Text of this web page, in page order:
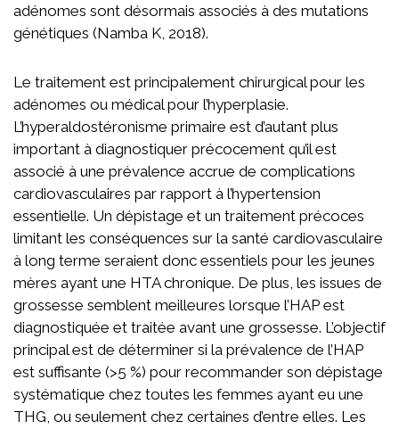
adénomes sont désormais associés à des mutations
génétiques (Namba K, 2018).
Le traitement est principalement chirurgical pour les
adénomes ou médical pour l’hyperplasie.
L’hyperaldostéronisme primaire est d’autant plus
important à diagnostiquer précocement qu’il est
associé à une prévalence accrue de complications
cardiovasculaires par rapport à l’hypertension
essentielle. Un dépistage et un traitement précoces
limitant les conséquences sur la santé cardiovasculaire
à long terme seraient donc essentiels pour les jeunes
mères ayant une HTA chronique. De plus, les issues de
grossesse semblent meilleures lorsque l’HAP est
diagnostiquée et traitée avant une grossesse. L’objectif
principal est de déterminer si la prévalence de l’HAP
est suffisante (>5 %) pour recommander son dépistage
systématique chez toutes les femmes ayant eu une
THG, ou seulement chez certaines d’entre elles. Les